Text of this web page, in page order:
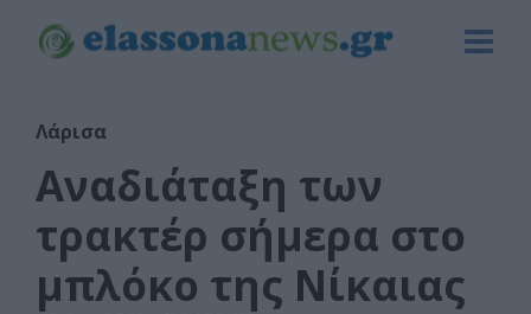
Λάρισα
Αναδιάταξη των
τρακτέρ σήμερα στο
μπλόκο της Νίκαιας